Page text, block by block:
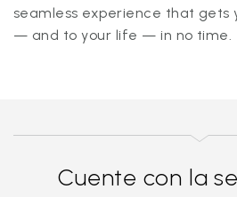
seamless experience that gets
— and to your life — in no time.
Cuente con la